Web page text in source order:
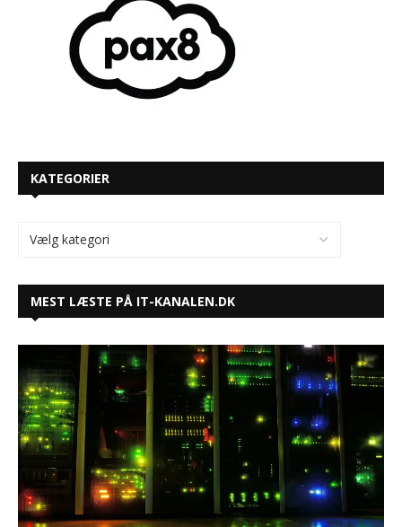
KATEGORIER
MEST LÆSTE PÅ IT-KANALEN.DK